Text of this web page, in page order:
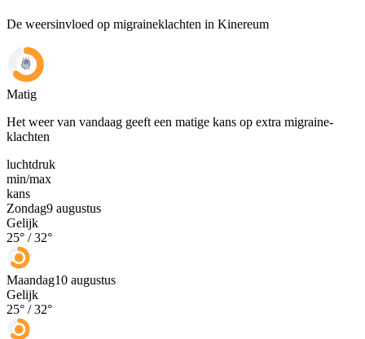
De weersinvloed op migraineklachten in Kinereum
Matig
Het weer van vandaag geeft een matige kans op extra migraine-
klachten
luchtdruk
min/max
kans
Zondag9 augustus
Gelijk
25° /32°
Maandag10 augustus
Gelijk
25° /32°